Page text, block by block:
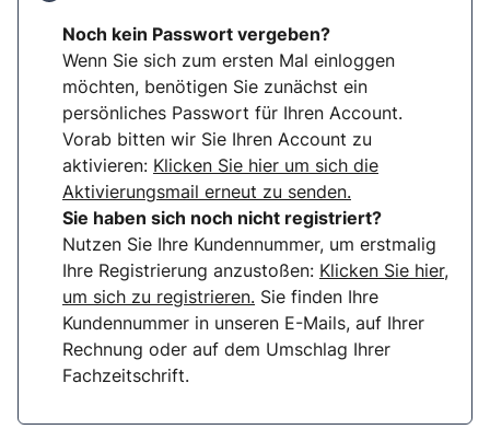
Noch kein Passwort vergeben?
Wenn Sie sich zum ersten Mal einloggen
möchten, benötigen Sie zunächst ein
persönliches Passwort für Ihren Account.
Vorab bitten wir Sie Ihren Account zu
aktivieren: Klicken Sie hier um sich die
Aktivierungsmail erneut zu senden.
Sie haben sich noch nicht registriert?
Nutzen Sie Ihre Kundennummer, um erstmalig
Ihre Registrierung anzustoßen: Klicken Sie hier,
um sich zu registrieren. Sie finden Ihre
Kundennummer in unseren E-Mails, auf Ihrer
Rechnung oder auf dem Umschlag Ihrer
Fachzeitschrift.